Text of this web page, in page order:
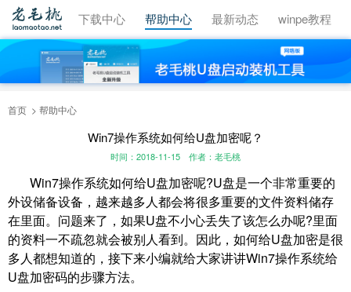
视频教程 下载中心 帮助中心 最新动态 winpe教程
首页 帮助中心
Win7操作系统如何给U盘加密呢？
时间：2018-11-15 作者：老毛桃
Win7操作系统如何给U盘加密呢?U盘是一个非常重要的
外设储备设备，越来越多人都会将很多重要的文件资料储存
在里面。问题来了，如果U盘不小心丢失了该怎么办呢?里面
的资料一不疏忽就会被别人看到。因此，如何给U盘加密是很
多人都想知道的，接下来小编就给大家讲讲Win7操作系统给
U盘加密码的步骤方法。